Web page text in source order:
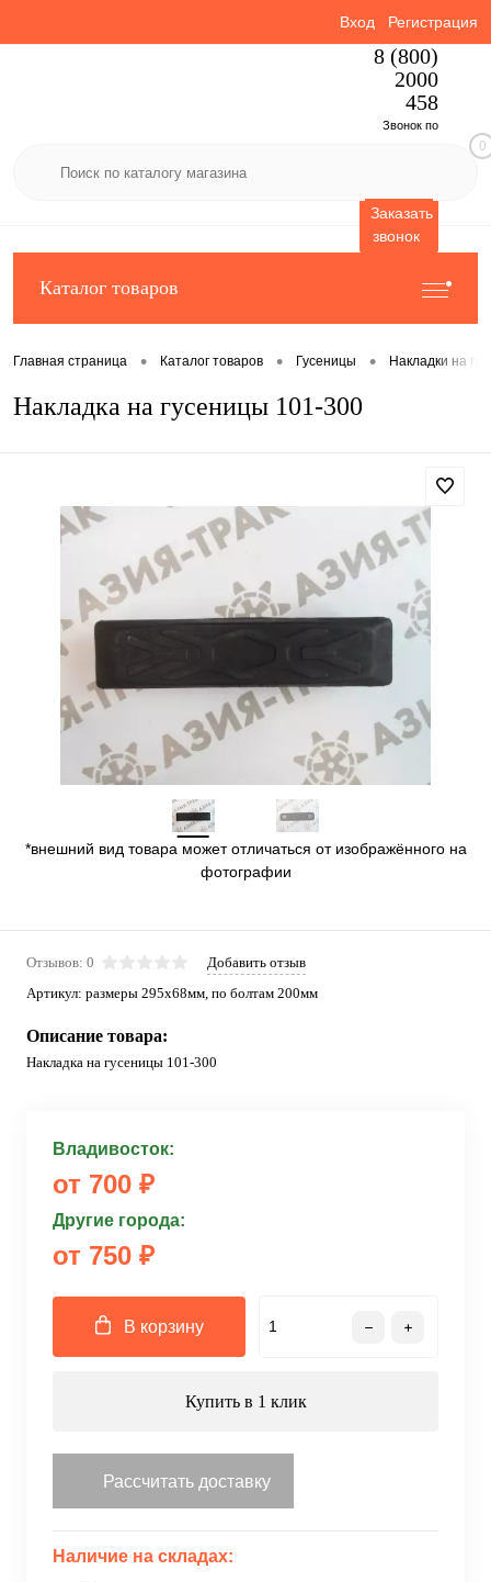
Вход Регистрация
8 (800)
2000
458
Звонок по
Заказать
звонок
0
Каталог товаров
Главная страница • Каталог товаров • Гусеницы • Накладки на
Накладка на гусеницы 101-300
*внешний вид товара может отличаться от изображённого на
фотографии
Отзывов: 0
Добавить отзыв
Артикул: размеры 295х68мм, по болтам 200мм
Описание товара:
Накладка на гусеницы 101-300
Владивосток:
от 700 ₽
Другие города:
от 750 ₽
В корзину
Купить в 1 клик
Рассчитать доставку
Наличие на складах: